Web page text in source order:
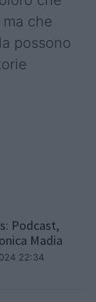
che
possono
Podcast,
Madia
22:34